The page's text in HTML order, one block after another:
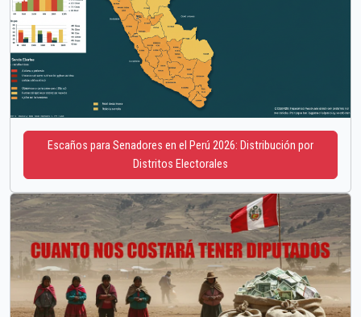
Escaños para Senadores en el Perú 2026: Distribución por
Distritos Electorales